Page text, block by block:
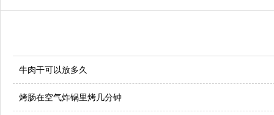
牛肉干可以放多久
烤肠在空气炸锅里烤几分钟